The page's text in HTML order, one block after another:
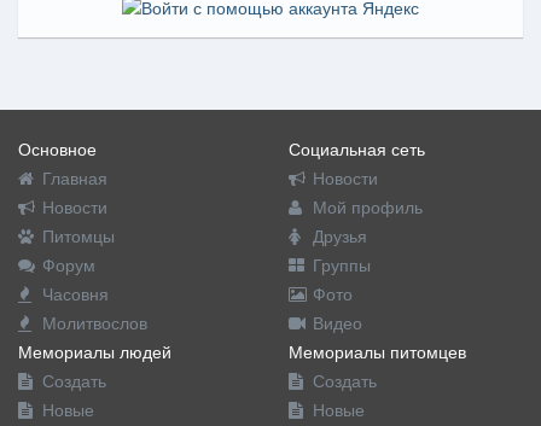
Основное
Главная
Новости
Питомцы
Форум
Часовня
Молитвослов
Социальная сеть
Новости
Мой профиль
Друзья
Группы
Фото
Видео
Мемориалы людей
Создать
Новые
Мемориалы питомцев
Создать
Новые